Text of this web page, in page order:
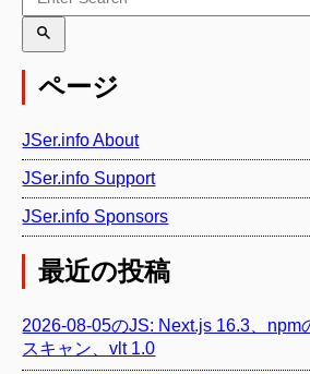
ページ
JSer.info About
JSer.info Support
JSer.info Sponsors
最近の投稿
2026-08-05のJS: Next.js 16.3、npm
スキャン、vlt 1.0